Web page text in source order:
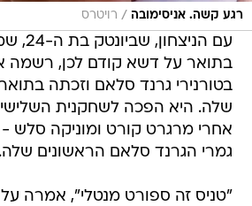
רגע קשה. אניסימובה / רויטרס
עם
בטורנירי גרנד סלאם וזכתה
שלה. היא הפכה לשחקנית
אחרי מרגרט קורט ומוניקה
גמרי הגרנד סלאם הראשונים שלה.
"טניס זה ספורט מנטלי", אמרה